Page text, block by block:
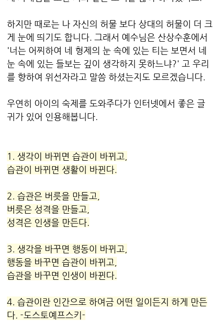
하지만 때로는 나 자신의 허물 보다 상대의 허물이 더 크
게 눈에 띄기도 합니다. 그래서 예수님은 산상수훈에서
'너는 어찌하여 네 형제의 눈 속에 있는 티는 보면서 네
눈 속에 있는 들보는 깊이 생각하지 못하느냐?' 고 우리
를 향하여 위선자라고 말씀 하셨는지도 모르겠습니다.
우연히 아이의 숙제를 도와주다가 인터넷에서 좋은 글
귀가 있어 인용해봅니다.
1. 생각이 바뀌면 습관이 바뀌고,
습관이 바뀌면 생활이 바뀐다.
2. 습관은 버릇을 만들고,
버릇은 성격을 만들고,
성격은 인생을 만든다.
3. 생각을 바꾸면 행동이 바뀌고,
행동을 바꾸면 습관이 바뀌고,
습관을 바꾸면 인생이 바뀐다.
4. 습관이란 인간으로 하여금 어떤 일이든지 하게 만든
다. -도스토예프스키-